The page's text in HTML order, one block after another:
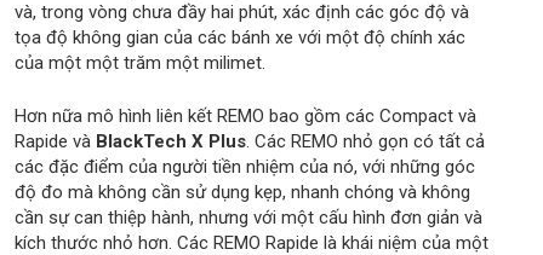
và, trong vòng chưa đầy hai phút, xác định các góc độ và
tọa độ không gian của các bánh xe với một độ chính xác
của một một trăm một milimet.
Hơn nữa mô hình liên kết REMO bao gồm các Compact và
Rapide và BlackTech X Plus Các REMO nhỏ gọn có tất cả
các đặc điểm của người tiền nhiệm của nó, với những góc
độ đo mà không cần sử dụng kẹp, nhanh chóng và không
cần sự can thiệp hành, nhưng với một cấu hình đơn giản và
kích thước nhỏ hơn. Các REMO Rapide là khái niệm của một